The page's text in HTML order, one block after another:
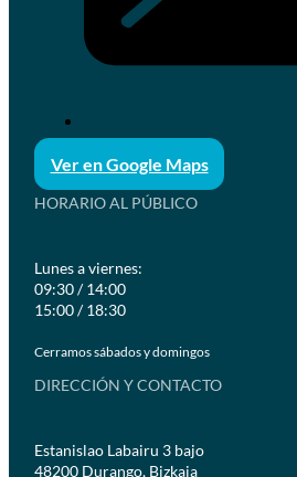
Ver en Google Maps
HORARIO AL PÚBLICO
Lunes a viernes:
09:30 / 14:00
15:00 / 18:30
Cerramos sábados y domingos
DIRECCIÓN Y CONTACTO
Estanislao Labairu 3 bajo
48200 Durango, Bizkaia